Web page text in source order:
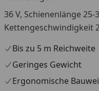
36 V, Schienenlänge
Kettengeschwindigkeit
Bis zu 5 m Reichweite
Geringes Gewicht
Ergonomische